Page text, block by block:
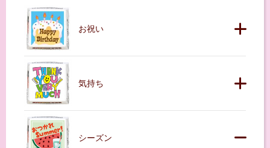
お祝い
気持ち
シーズン